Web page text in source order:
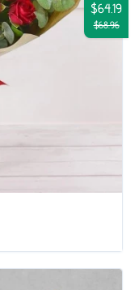
$64.19
$68.96